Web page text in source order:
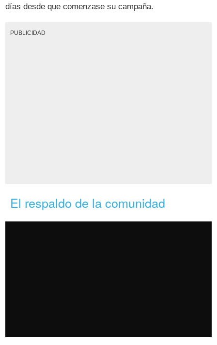
días desde que comenzase su campaña.
PUBLICIDAD
El respaldo de la comunidad